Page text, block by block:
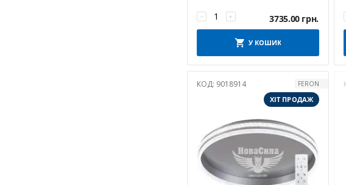
+
− 3735.00 грн.
У КОШИК
КОД: 9018914
FERON
ХІТ ПРОДАЖ